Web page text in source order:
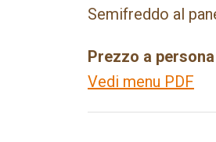
Semifreddo al
Prezzo a
Vedi menu PDF